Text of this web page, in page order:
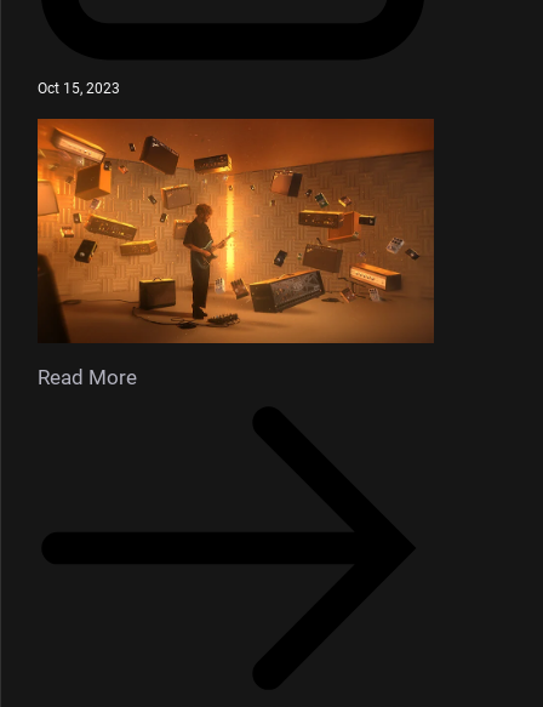
Oct 15, 2023
Read More